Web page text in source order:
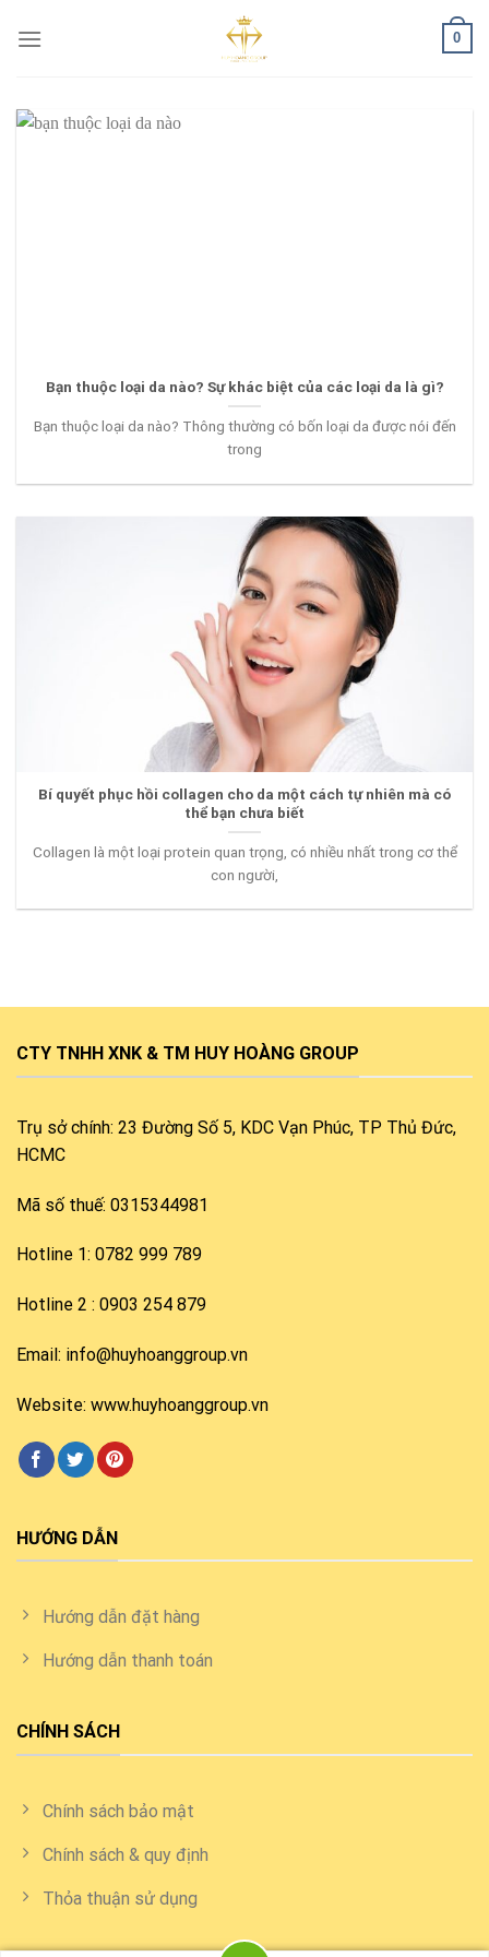
0
Bạn thuộc loại da nào? Sự khác biệt của các loại da là gì?
Bạn thuộc loại da nào? Thông thường có bốn loại da được nói đến
trong
Bí quyết phục hồi collagen cho da một cách tự nhiên mà có
thể bạn chưa biết
Collagen là một loại protein quan trọng, có nhiều nhất trong cơ thể
con người,
CTY TNHH XNK & TM HUY HOÀNG GROUP
Trụ sở chính: 23 Đường Số 5, KDC Vạn Phúc, TP Thủ Đức,
HCMC
Mã số thuế: 0315344981
Hotline 1: 0782 999 789
Hotline 2 : 0903 254 879
Email: info@huyhoanggroup.vn
Website: www.huyhoanggroup.vn
HƯỚNG DẪN
Hướng dẫn đặt hàng
Hướng dẫn thanh toán
CHÍNH SÁCH
Chính sách bảo mật
Chính sách & quy định
Thỏa thuận sử dụng